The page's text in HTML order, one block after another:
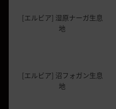
[エルビア] 湿原ナーガ生息
地
[エルビア] 沼フォガン生息
地